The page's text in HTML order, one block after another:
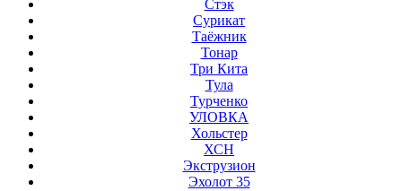
Стэк
Сурикат
Таёжник
Тонар
Три Кита
Тула
Турченко
УЛОВКА
Хольстер
ХСН
Экструзион
Эхолот 35